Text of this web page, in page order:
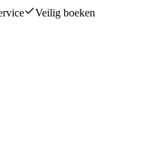
Veilig boeken